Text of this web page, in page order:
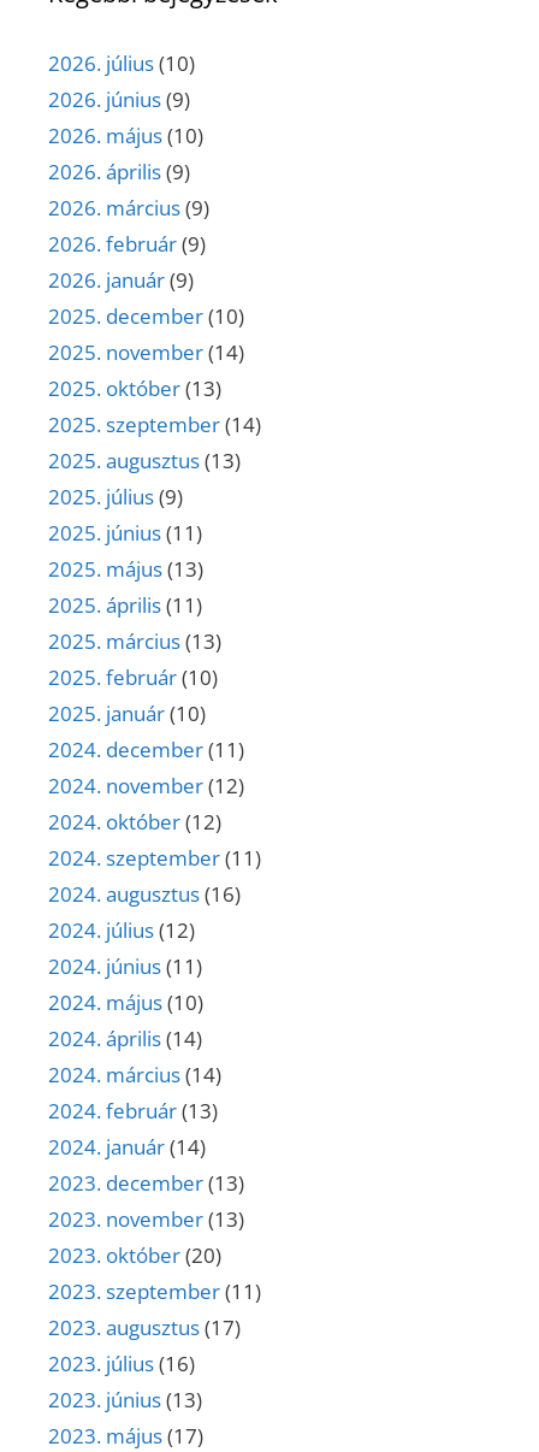
2026. július(10)
2026. június(9)
2026. május(10)
2026. április(9)
2026. március(9)
2026. február(9)
2026. január(9)
2025. december(10)
2025. november(14)
2025. október(13)
2025. szeptember(14)
2025. augusztus(13)
2025. július(9)
2025. június(11)
2025. május(13)
2025. április(11)
2025. március(13)
2025. február(10)
2025. január(10)
2024. december(11)
2024. november(12)
2024. október(12)
2024. szeptember(11)
2024. augusztus(16)
2024. július(12)
2024. június(11)
2024. május(10)
2024. április(14)
2024. március(14)
2024. február(13)
2024. január(14)
2023. december(13)
2023. november(13)
2023. október(20)
2023. szeptember(11)
2023. augusztus(17)
2023. július(16)
2023. június(13)
2023. május(17)